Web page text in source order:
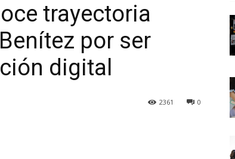
trayectoria
por ser
digital
0
2361